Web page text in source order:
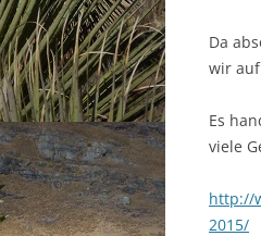
Da
wir
Es
viele
http://
2015/